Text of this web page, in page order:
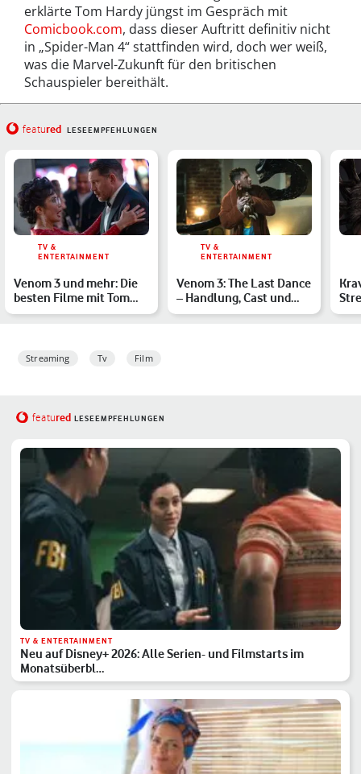
erklärte Tom Hardy jüngst im Gespräch mit
Comicbook.com, dass dieser Auftritt definitiv nicht
in „Spider-Man 4“ stattfinden wird, doch wer weiß,
was die Marvel-Zukunft für den britischen
Schauspieler bereithält.
featured LESEEMPFEHLUNGEN
TV &
ENTERTAINMENT
Venom 3 und mehr: Die
besten Filme mit Tom
Hardy
TV &
ENTERTAINMENT
Venom 3: The Last Dance
– Handlung, Cast und
Release des Actionfi…
Streaming Tv Film
featured LESEEMPFEHLUNGEN
TV & ENTERTAINMENT
Neu auf Disney+ 2026: Alle Serien- und Filmstarts im
Monatsüberbl…